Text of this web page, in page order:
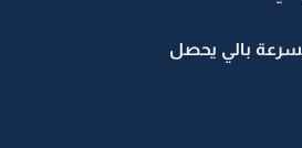
بالي يحصل